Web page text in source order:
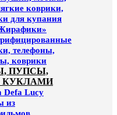
коврики,
для купания
телефоны,
коврики
ПУПСЫ,
КУКЛАМИ
Defa Lucy
из